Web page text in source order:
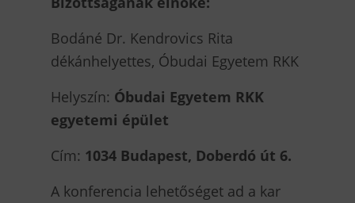
Bodáné Dr. Kendrovics Rita
dékánhelyettes, Óbudai Egyetem RKK
Helyszín: Óbudai Egyetem RKK
egyetemi épület
Cím: 1034 Budapest, Doberdó út 6.
A konferencia lehetőséget ad a kar